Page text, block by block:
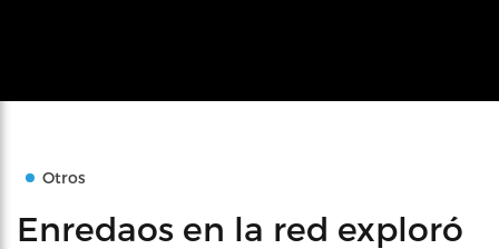
Otros
Enredaos en la red exploró